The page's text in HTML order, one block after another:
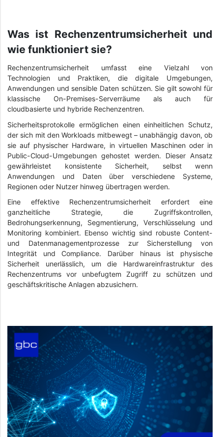
Was ist Rechenzentrumsicherheit und
wie funktioniert sie?
Rechenzentrumsicherheit umfasst eine Vielzahl von
Technologien und Praktiken, die digitale Umgebungen,
Anwendungen und sensible Daten schützen. Sie gilt sowohl für
klassische On-Premises-Serverräume als auch für
cloudbasierte und hybride Rechenzentren.
Sicherheitsprotokolle ermöglichen einen einheitlichen Schutz,
der sich mit den Workloads mitbewegt – unabhängig davon, ob
sie auf physischer Hardware, in virtuellen Maschinen oder in
Public-Cloud-Umgebungen gehostet werden. Dieser Ansatz
gewährleistet konsistente Sicherheit, selbst wenn
Anwendungen und Daten über verschiedene Systeme,
Regionen oder Nutzer hinweg übertragen werden.
Eine effektive Rechenzentrumsicherheit erfordert eine
ganzheitliche Strategie, die Zugriffskontrollen,
Bedrohungserkennung, Segmentierung, Verschlüsselung und
Monitoring kombiniert. Ebenso wichtig sind robuste Content-
und Datenmanagementprozesse zur Sicherstellung von
Integrität und Compliance. Darüber hinaus ist physische
Sicherheit unerlässlich, um die Hardwareinfrastruktur des
Rechenzentrums vor unbefugtem Zugriff zu schützen und
geschäftskritische Anlagen abzusichern.